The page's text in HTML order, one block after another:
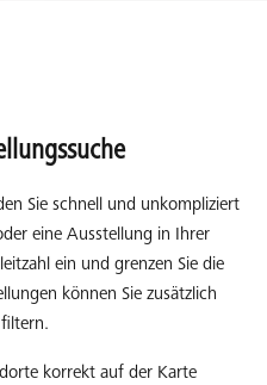
Sie schnell und unkompliziert
eine Ausstellung in Ihrer
ein und grenzen Sie die
können Sie zusätzlich
korrekt auf der Karte